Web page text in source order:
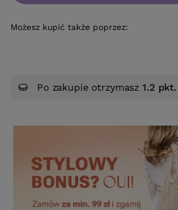
Możesz kupić także poprzez:
Po zakupie otrzymasz1.2 pkt.